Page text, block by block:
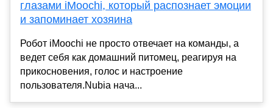
глазами iMoochi, который распознает эмоции
и запоминает хозяина
Робот iMoochi не просто отвечает на команды, а
ведет себя как домашний питомец, реагируя на
прикосновения, голос и настроение
пользователя.Nubia нача...